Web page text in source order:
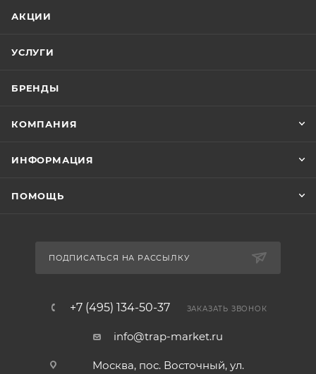
АКЦИИ
УСЛУГИ
БРЕНДЫ
КОМПАНИЯ
ИНФОРМАЦИЯ
ПОМОЩЬ
ПОДПИСАТЬСЯ НА РАССЫЛКУ
+7 (495) 134-50-37 ЗАКАЗАТЬ ЗВОНОК
info@trap-market.ru
Москва, пос. Восточный, ул.